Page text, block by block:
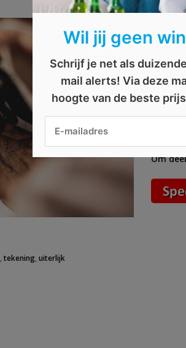
Heb jij
hebben
Om
worden
Om
,tekening ,uiterlijk
Wil jij geen
Schrijf je net als
mail alerts! Via deze
hoogte van de beste